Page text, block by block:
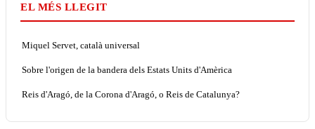
EL MÉS LLEGIT
Miquel Servet, català universal
Sobre l'origen de la bandera dels Estats Units d'Amèrica
Reis d'Aragó, de la Corona d'Aragó, o Reis de Catalunya?